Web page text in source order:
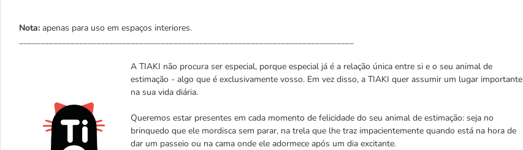
Nota: apenas para uso em espaços interiores.
A TIAKI não procura ser especial, porque especial já é a relação única entre si e o seu animal de
estimação - algo que é exclusivamente vosso. Em vez disso, a TIAKI quer assumir um lugar importante
na sua vida diária.
Queremos estar presentes em cada momento de felicidade do seu animal de estimação: seja no
brinquedo que ele mordisca sem parar, na trela que lhe traz impacientemente quando está na hora de
dar um passeio ou na cama onde ele adormece após um dia excitante.